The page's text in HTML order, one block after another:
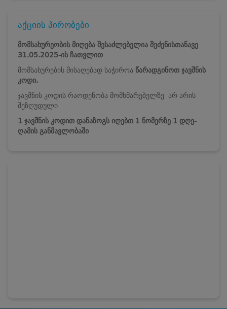
აქციის პირობები
მომსახურეობის მიღება შესაძლებელია შეძენისთანავე
31.05.2025-ის ჩათვლით
მომსახურების მისაღებად საჭიროა წარადგინოთ ჯავშნის
კოდი.
ჯავშნის კოდის რაოდენობა მომხმარებელზე არ არის
შეზღუდული
1 ჯავშნის კოდით დანაზოგს იღებთ 1 ნომერზე 1 დღე-
ღამის განმავლობაში